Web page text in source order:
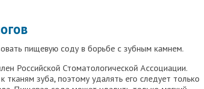
пищевую соду в борьбе с зубным камнем.
Российской Стоматологической Ассоциации.
тканям зуба, поэтому удалять его следует только